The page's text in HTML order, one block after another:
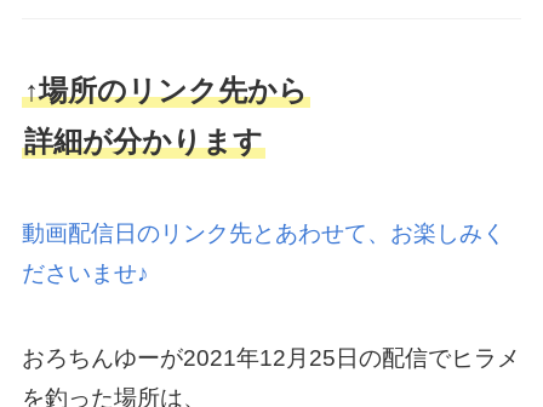
↑場所のリンク先から
詳細が分かります
動画配信日のリンク先とあわせて、お楽しみく
ださいませ♪
おろちんゆーが2021年12月25日の配信でヒラメ
を釣った場所は、